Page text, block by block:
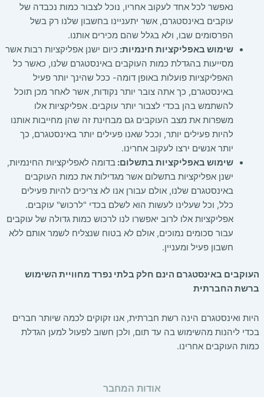
נאפשר לכל אחד לעקוב אחריו, נוכל לצבור כמות נכבדה של
עוקבים באינסטגרם, אשר יתעניינו בחשבון שלנו רק בשל
הפרסומים שבו, ולא בגלל שהם מכירים אותנו.
שימוש באפליקציות חינמיות: כיום ישנן אפליקציות רבות אשר
מסייעות בהגדלת כמות העוקבים באינסטגרם שלנו, כאשר כל
האפליקציות פועלות באופן דומה- ככל שהינך יותר פעיל
באינסטגרם, כך אתה צובר יותר נקודות, אשר לאחר מכן תוכל
להשתמש בהן בכדי לצבור יותר עוקבים. אפליקציות אלו
משפרות את מצב העוקבים גם מבחינת זה שהן מחייבות אותנו
להיות פעילים יותר, וככל שאנו פעילים יותר באינסטגרם, כך
יותר אנשים ירצו לעקוב אחרינו.
שימוש באפליקציות בתשלום: בדומה לאפליקציות החינמיות,
ישנן אפליקציות בתשלום אשר מגדילות את כמות העוקבים
באינסטגרם שלנו, אולם עבורן אנו לא צריכים להיות פעילים
כלל, וכל שעלינו לעשות הוא לשלם בכדי "לרכוש" עוקבים.
אפליקציות אלו לרוב יאפשרו לנו לרכוש כמות גדולה של עוקבים
עבור סכומים נמוכים, אולם לא בטוח שנצליח לשמר אותם ללא
חשבון פעיל ומעניין.
העוקבים באינסטגרם הינם חלק בלתי נפרד מחוויית השימוש
ברשת החברתית
היות ואינסטגרם הינה רשת חברתית, אנו זקוקים לכמה שיותר חברים
בכדי ליהנות מהשימוש בה עד תום, ולכן חשוב לפעול למען הגדלת
כמות העוקבים אחרינו.
אודות המחבר